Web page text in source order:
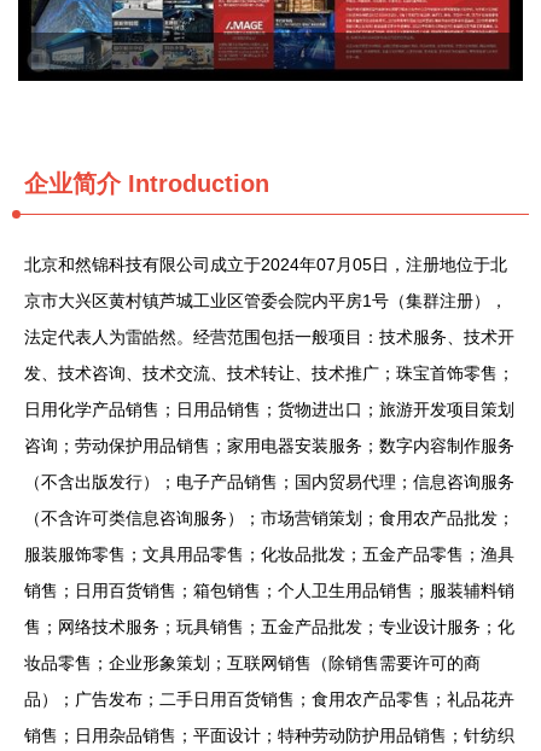
企业简介 Introduction
北京和然锦科技有限公司成立于2024年07月05日，注册地位于北
京市大兴区黄村镇芦城工业区管委会院内平房1号（集群注册），
法定代表人为雷皓然。经营范围包括一般项目：技术服务、技术开
发、技术咨询、技术交流、技术转让、技术推广；珠宝首饰零售；
日用化学产品销售；日用品销售；货物进出口；旅游开发项目策划
咨询；劳动保护用品销售；家用电器安装服务；数字内容制作服务
（不含出版发行）；电子产品销售；国内贸易代理；信息咨询服务
（不含许可类信息咨询服务）；市场营销策划；食用农产品批发；
服装服饰零售；文具用品零售；化妆品批发；五金产品零售；渔具
销售；日用百货销售；箱包销售；个人卫生用品销售；服装辅料销
售；网络技术服务；玩具销售；五金产品批发；专业设计服务；化
妆品零售；企业形象策划；互联网销售（除销售需要许可的商
品）；广告发布；二手日用百货销售；食用农产品零售；礼品花卉
销售；日用杂品销售；平面设计；特种劳动防护用品销售；针纺织